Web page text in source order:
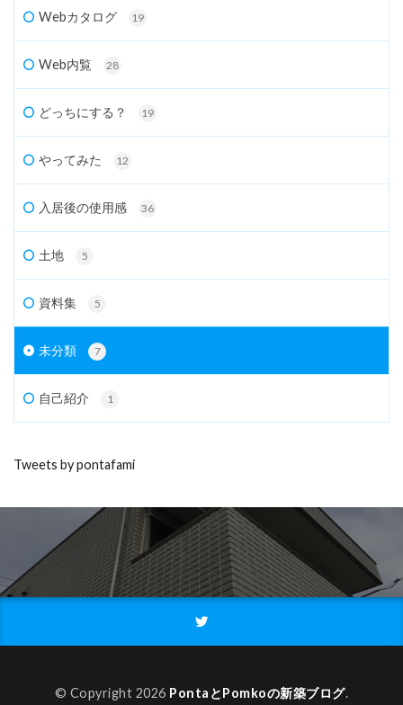
Webカタログ 19
Web内覧 28
どっちにする？ 19
やってみた 12
入居後の使用感 36
土地 5
資料集 5
未分類 7
自己紹介 1
Tweets by pontafami
© Copyright 2026 PontaとPomkoの新築ブログ.